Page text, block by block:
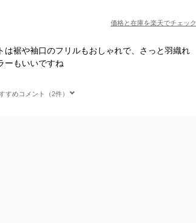
価格と在庫を楽天でチェック
は裾や袖口のフリルもおしゃれで、さっと羽織れ
ーもいいですね
すめコメント（2件）